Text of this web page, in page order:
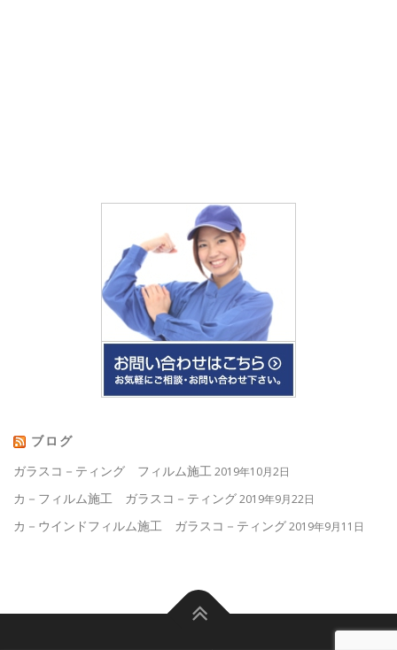
ブログ
ガラスコ－ティング フィルム施工2019年10月2日
カ－フィルム施工 ガラスコ－ティング2019年9月22日
カ－ウインドフィルム施工 ガラスコ－ティング2019年9月11日